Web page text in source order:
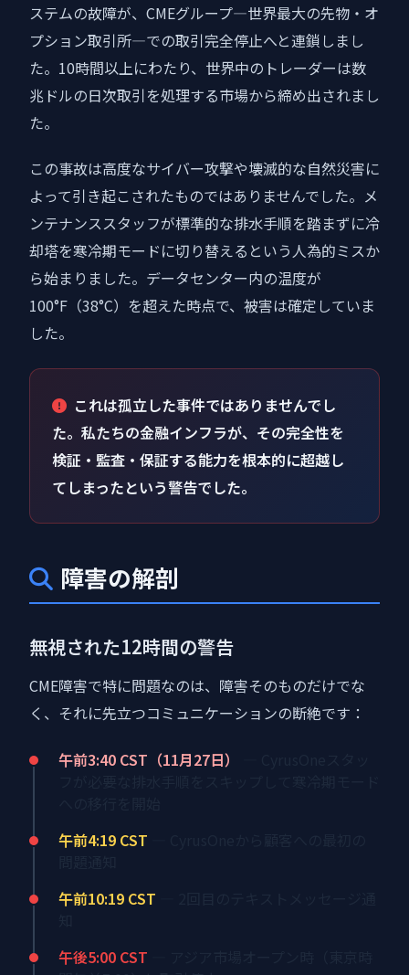
ステムの故障が、CMEグループ—世界最大の先物・オ
プション取引所—での取引完全停止へと連鎖しまし
た。10時間以上にわたり、世界中のトレーダーは数
兆ドルの日次取引を処理する市場から締め出されまし
た。
この事故は高度なサイバー攻撃や壊滅的な自然災害に
よって引き起こされたものではありませんでした。メ
ンテナンススタッフが標準的な排水手順を踏まずに冷
却塔を寒冷期モードに切り替えるという人為的ミスか
ら始まりました。データセンター内の温度が
100°F（38°C）を超えた時点で、被害は確定していま
した。
これは孤立した事件ではありませんでし
た。私たちの金融インフラが、その完全性を
検証・監査・保証する能力を根本的に超越し
てしまったという警告でした。
障害の解剖
無視された12時間の警告
CME障害で特に問題なのは、障害そのものだけでな
く、それに先立つコミュニケーションの断絶です：
午前3:40 CST（11月27日）
午前4:19 CST
午前10:19 CST
午後5:00 CST